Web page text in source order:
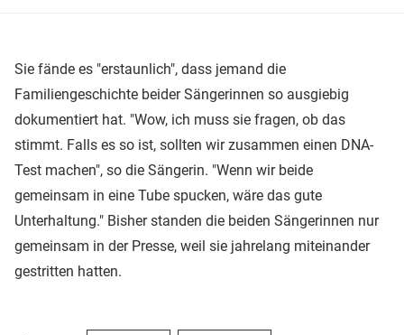
Sie fände es "erstaunlich", dass jemand die
Familiengeschichte beider Sängerinnen so ausgiebig
dokumentiert hat. "Wow, ich muss sie fragen, ob das
stimmt. Falls es so ist, sollten wir zusammen einen DNA-
Test machen", so die Sängerin. "Wenn wir beide
gemeinsam in eine Tube spucken, wäre das gute
Unterhaltung." Bisher standen die beiden Sängerinnen nur
gemeinsam in der Presse, weil sie jahrelang miteinander
gestritten hatten.